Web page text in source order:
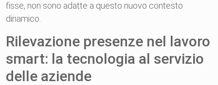
fisse, non sono adatte a questo nuovo contesto
dinamico.
Rilevazione presenze nel lavoro
smart: la tecnologia al servizio
delle aziende